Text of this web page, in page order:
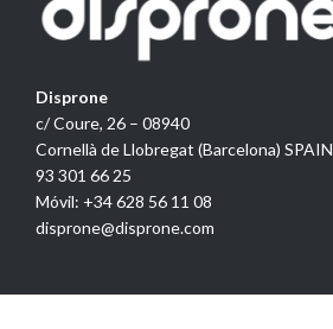
Disprone
c/ Coure, 26 – 08940
Cornellà de Llobregat (Barcelona) SPAIN
93 301 66 25
Móvil: +34 628 56 11 08
disprone@disprone.com